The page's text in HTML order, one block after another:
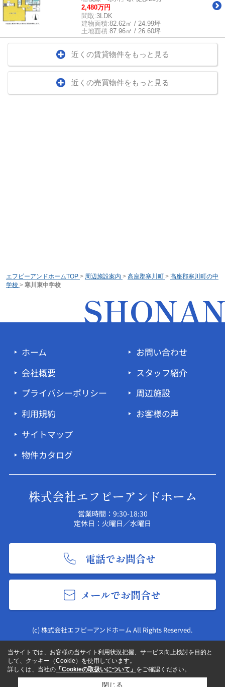
2,480万円
間取:3LDK
建物面積:82.62㎡ / 24.99坪
土地面積:87.96㎡ / 26.60坪
近くの賃貸物件をもっと見る
近くの売買物件をもっと見る
エフピーアンドホームTOP > 周辺施設案内 > 高座郡寒川町 > 高座郡寒川町の中
学校 > 寒川東中学校
ホーム
会社概要
プライバシーポリシー
利用規約
サイトマップ
物件カタログ
お問い合わせ
スタッフ紹介
周辺施設
お客様の声
株式会社エフピーアンドホーム
営業時間：9:30-18:30
定休日：火曜日／水曜日
電話でお問合せ
メールでお問合せ
(c) 株式会社エフピーアンドホーム All Rights Reserved.
当サイトでは、お客様の当サイト利用状況把握、サービス向上検討を目的と
して、クッキー（Cookie）を使用しています。
詳しくは、当社の 「Cookieの取扱いについて」 をご確認ください。
閉じる